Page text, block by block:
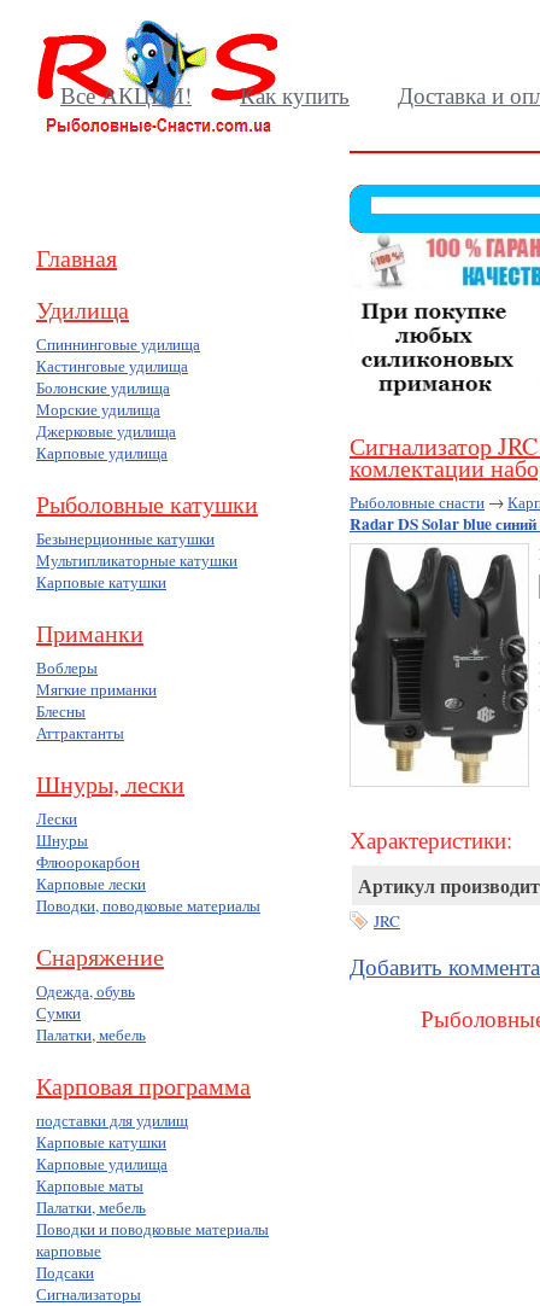
Все АКЦИИ! Как купить Доставка и
Главная
Удилища
Спиннинговые удилища
Кастинговые удилища
Болонские удилища
Морские удилища
Джерковые удилища
Карповые удилища
Рыболовные катушки
Безынерционные катушки
Мультипликаторные катушки
Карповые катушки
Приманки
Воблеры
Мягкие приманки
Блесны
Аттрактанты
Шнуры, лески
Лески
Шнуры
Флюорокарбон
Карповые лески
Поводки, поводковые материалы
Снаряжение
Одежда, обувь
Сумки
Палатки, мебель
Карповая программа
подставки для удилищ
Карповые катушки
Карповые удилища
Карповые маты
Палатки, мебель
Поводки и поводковые материалы
карповые
Подсаки
Сигнализаторы
Сигнализатор
комлектации
Рыболовные снасти →
Radar DS Solar blue
Характеристики:
Артикул
JRC
Добавить